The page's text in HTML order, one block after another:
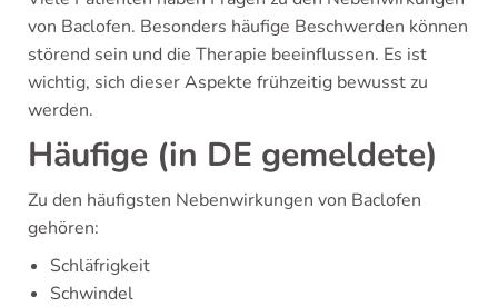
von Baclofen. Besonders häufige Beschwerden können
störend sein und die Therapie beeinflussen. Es ist
wichtig, sich dieser Aspekte frühzeitig bewusst zu
werden.
Häufige (in DE gemeldete)
Zu den häufigsten Nebenwirkungen von Baclofen
gehören:
Schläfrigkeit
Schwindel